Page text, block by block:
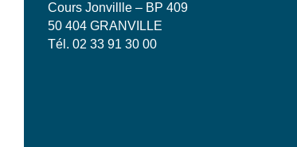
Cours Jonvillle – BP 409
50 404 GRANVILLE
Tél. 02 33 91 30 00